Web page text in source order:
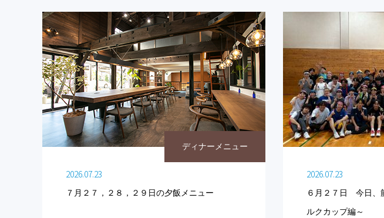
ディナーメニュー
2026.07.23
７月２７，２８，２９日の夕飯メニュー
2026.07.23
６月２７日 今日、
ルクカップ編～